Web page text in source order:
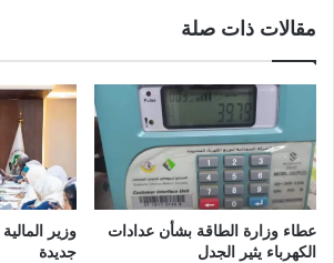
السودان
مقالات ذات صلة
عطاء وزارة الطاقة بشأن عدادات
الكهرباء يثير الجدل
وزير
جديدة